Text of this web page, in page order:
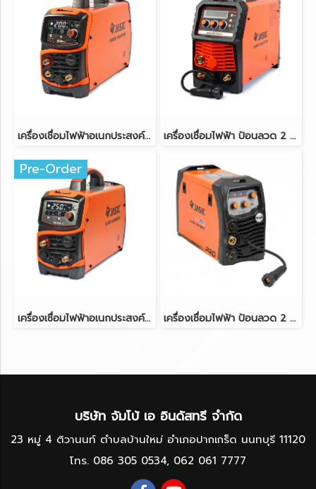
เครื่องเชื่อมไฟฟ้าอเนกประสงค์ (AC/DC) (TIG/MMA) JASIC TIG200PACDC(E20101)(copy) เครื่องเชื่อมไฟฟ้า ป้อนลวด 2 ระบบ MIG160 JASIC MIG160-N219(copy)(copy)
Pre-Order
เครื่องเชื่อมไฟฟ้าอเนกประสงค์ (AC/DC) (TIG/MMA) JASIC TIG200PACDC(E20101)(copy)(copy) เครื่องเชื่อมไฟฟ้า ป้อนลวด 2 ระบบ MIG160 JASIC MIG160-N219(copy)
บริษัท จัมโบ้ เอ อินดัสทรี จำกัด
23 หมู่ 4 ติวานนท์ ตำบลบ้านใหม่ อำเภอปากเกร็ด นนทบุรี 11120
โทร. 086 305 0534, 062 061 7777